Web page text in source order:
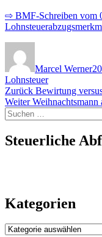
⇨ BMF-Schreiben vom
Marcel Werner
Lohnsteuer
Zurück Vorheriger
Beitrag:
Bewirtung
Weiter Nächster
Beitrag:
Weihnachtsmann
Suchen
nach:
Steuerliche
Kategorien
Kategorien